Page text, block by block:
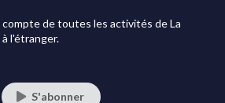
de toutes les activités de La
l'étranger.
S'abonner